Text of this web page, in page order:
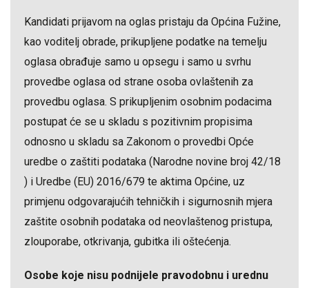
Kandidati prijavom na oglas pristaju da Općina Fužine,
kao voditelj obrade, prikupljene podatke na temelju
oglasa obrađuje samo u opsegu i samo u svrhu
provedbe oglasa od strane osoba ovlaštenih za
provedbu oglasa. S prikupljenim osobnim podacima
postupat će se u skladu s pozitivnim propisima
odnosno u skladu sa Zakonom o provedbi Opće
uredbe o zaštiti podataka (Narodne novine broj 42/18
) i Uredbe (EU) 2016/679 te aktima Općine, uz
primjenu odgovarajućih tehničkih i sigurnosnih mjera
zaštite osobnih podataka od neovlaštenog pristupa,
zlouporabe, otkrivanja, gubitka ili oštećenja.
Osobe koje nisu podnijele pravodobnu i urednu